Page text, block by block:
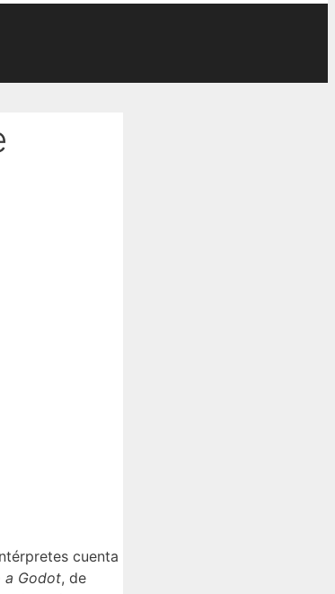
cuenta
a Godot, de